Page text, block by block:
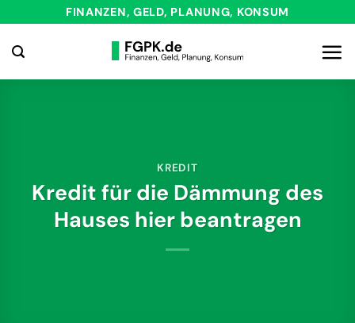
springen
FINANZEN, GELD, PLANUNG, KONSUM
KREDIT
Kredit für die Dämmung des
Hauses hier beantragen